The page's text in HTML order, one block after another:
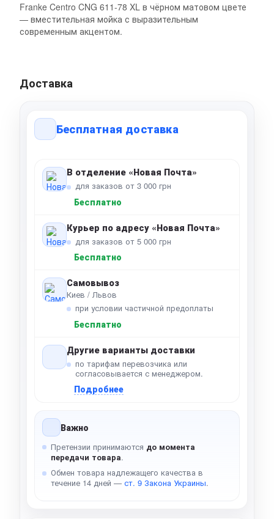
Franke Centro CNG 611-78 XL в чёрном матовом цвете
— вместительная мойка с выразительным
современным акцентом.
Доставка
Бесплатная доставка
В отделение «Новая Почта»
для заказов от 3 000 грн
Бесплатно
Курьер по адресу «Новая Почта»
для заказов от 5 000 грн
Бесплатно
Самовывоз
Киев / Львов
при условии частичной предоплаты
Бесплатно
Другие варианты доставки
по тарифам перевозчика или
согласовывается с менеджером.
Подробнее
Важно
Претензии принимаются до момента
передачи товара.
Обмен товара надлежащего качества в
течение 14 дней — ст. 9 Закона Украины.